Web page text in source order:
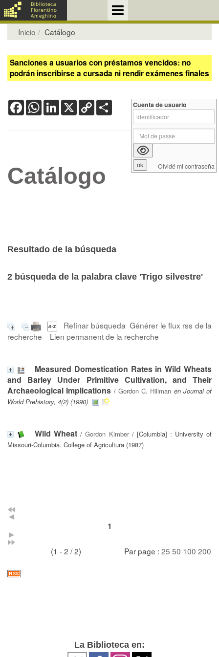
Inicio Catálogo
Sanciones a usuarios con préstamos vencidos: no
podrán inscribirse a cursada ni rendir exámenes finales
FacebookWhatsApp
LinkedIn
X Copy
Link
Catálogo
Resultado de la búsqueda
2 búsqueda de la palabra clave 'Trigo silvestre'
Refinar búsqueda Générer le flux rss de la
recherche
Lien permanent de la recherche
Measured Domestication Rates in Wild Wheats
and Barley Under Primitive Cultivation, and Their
Archaeological Implications / Gordon C. Hillman en Journal of
World Prehistory, 4(2) (1990)
Wild Wheat /Gordon Kimber/ [Columbia] : University of
Missouri-Columbia. College of Agricultura (1987)
1
(1 - 2 / 2) Par page : 25 50 100 200
Cuenta de usuario
Olvidé mi contraseña
La Biblioteca en: